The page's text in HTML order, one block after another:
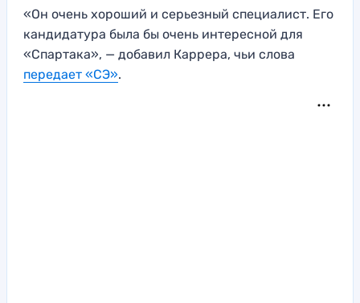
«Он очень хороший и серьезный специалист. Его
кандидатура была бы очень интересной для
«Спартака», — добавил Каррера, чьи слова
передает «СЭ».